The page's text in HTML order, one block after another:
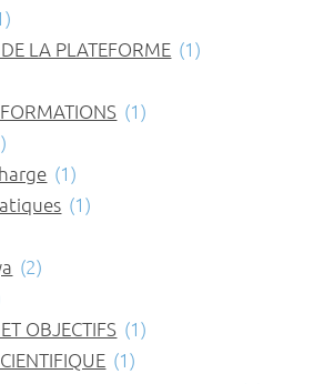
LA PLATEFORME (1)
(1)
(1)
(1)
(2)
OBJECTIFS (1)
(1)